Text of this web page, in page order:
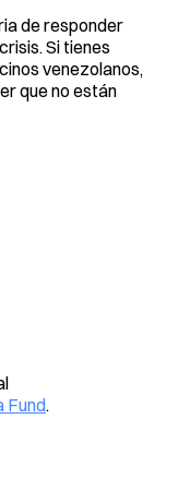
de responder
Si tienes
venezolanos,
que no están
Fund.